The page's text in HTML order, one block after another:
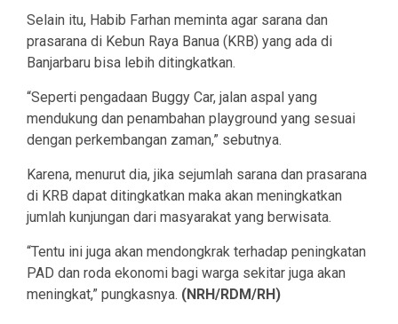
Selain itu, Habib Farhan meminta agar sarana dan
prasarana di Kebun Raya Banua (KRB) yang ada di
Banjarbaru bisa lebih ditingkatkan.
“Seperti pengadaan Buggy Car, jalan aspal yang
mendukung dan penambahan playground yang sesuai
dengan perkembangan zaman,” sebutnya.
Karena, menurut dia, jika sejumlah sarana dan prasarana
di KRB dapat ditingkatkan maka akan meningkatkan
jumlah kunjungan dari masyarakat yang berwisata.
“Tentu ini juga akan mendongkrak terhadap peningkatan
PAD dan roda ekonomi bagi warga sekitar juga akan
meningkat,” pungkasnya. (NRH/RDM/RH)